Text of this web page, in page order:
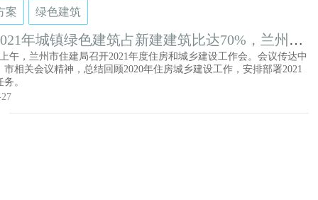
案 绿色建筑
年城镇绿色建筑占新建建筑比达70%，兰州市
实施10个重点城建项目
午，兰州市住建局召开2021年度住房和城乡建设工作会。会议传达中
市相关会议精神，总结回顾2020年住房城乡建设工作，安排部署2021
。